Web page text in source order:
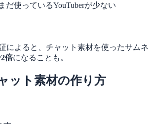
だ使っているYouTuberが少ない
によると、チャット素材を使ったサムネ
倍になることも。
ット素材の作り方